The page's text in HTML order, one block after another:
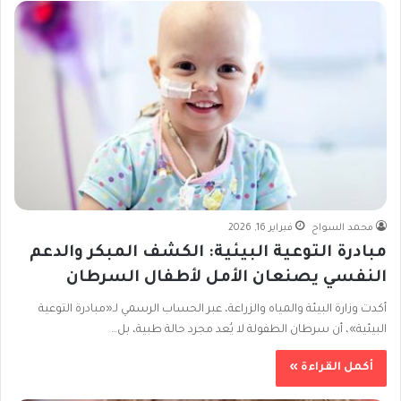
محمد السواح فبراير 16, 2026
مبادرة التوعية البيئية: الكشف المبكر والدعم
النفسي يصنعان الأمل لأطفال السرطان
أكدت وزارة البيئة والمياه والزراعة، عبر الحساب الرسمي لـ«مبادرة التوعية
البيئية»، أن سرطان الطفولة لا يُعد مجرد حالة طبية، بل…
أكمل القراءة »